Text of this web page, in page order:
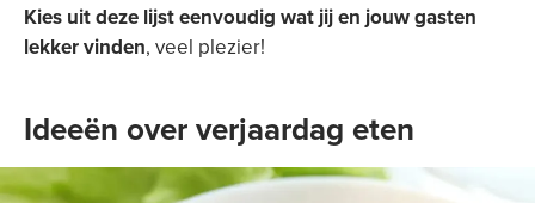
Kies uit deze lijst eenvoudig wat jij en jouw gasten
lekker vinden, veel plezier!
Ideeën over verjaardag eten